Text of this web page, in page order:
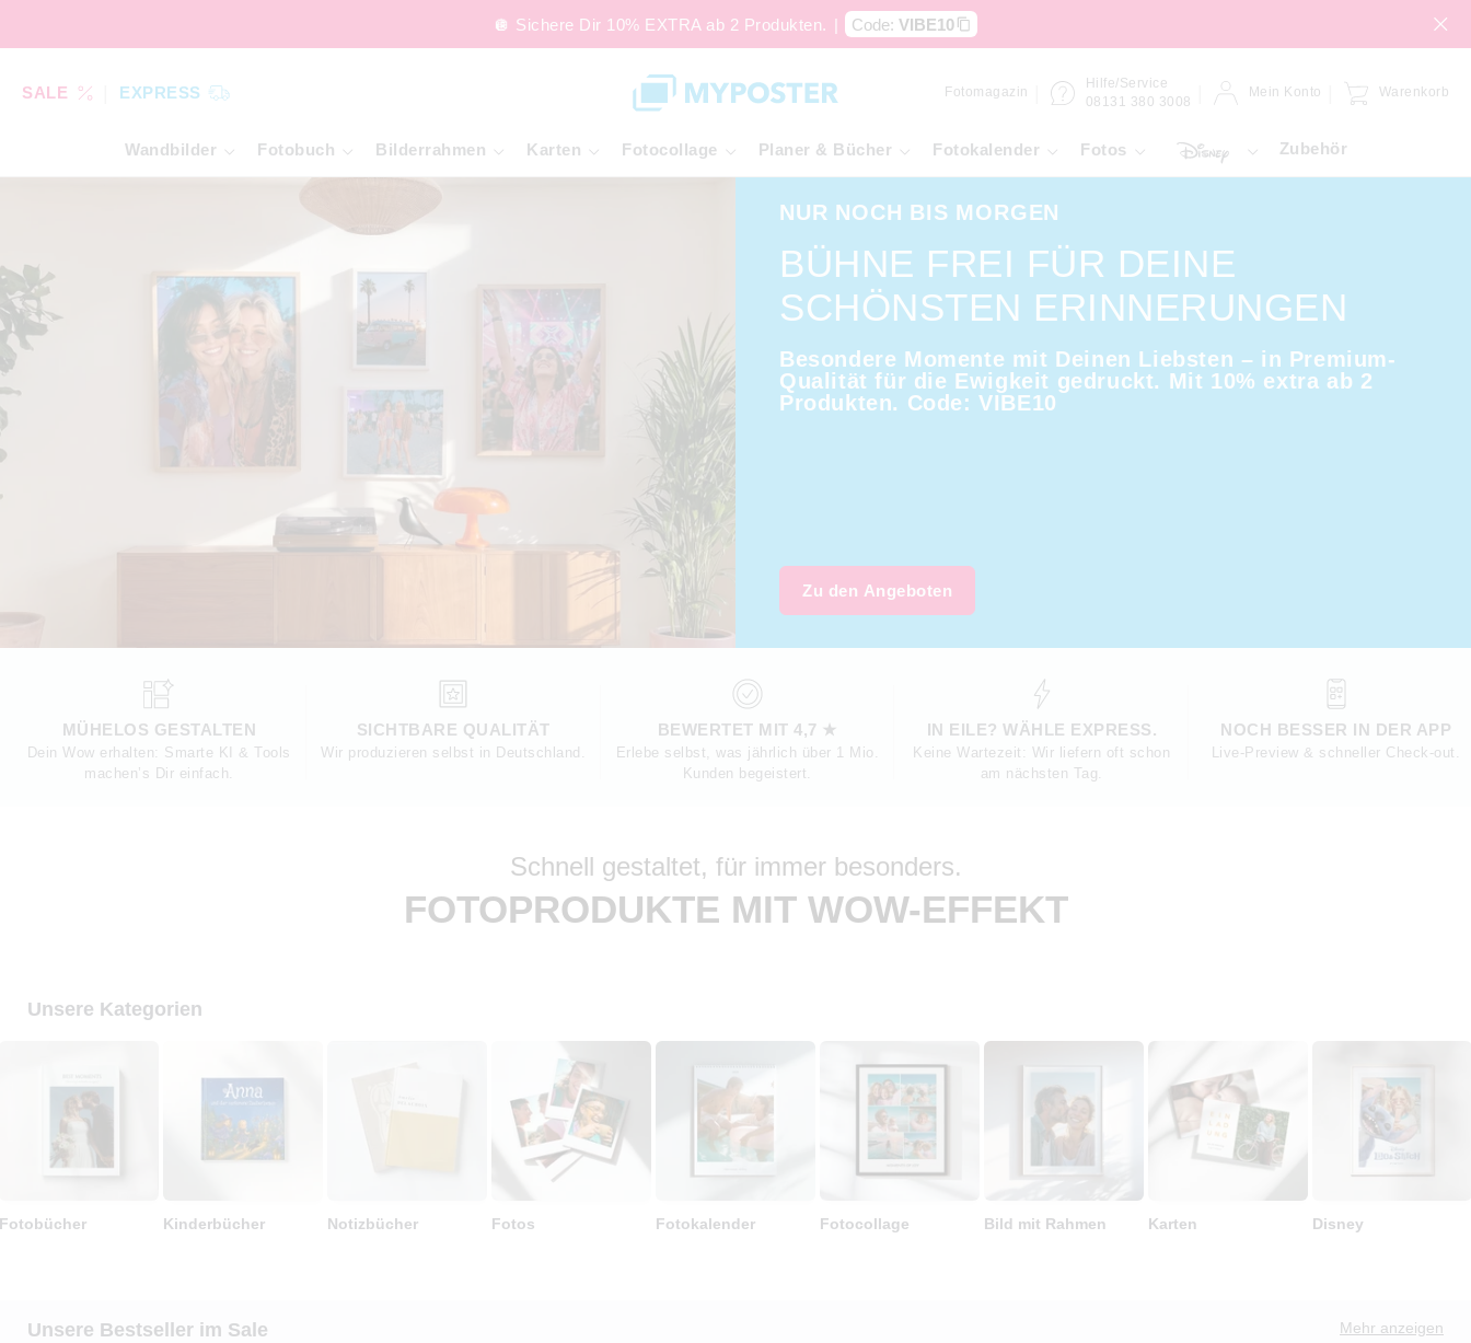
🪩 Sichere Dir 10% EXTRA ab 2 Produkten. | Code: VIBE10
SALE EXPRESS Fotomagazin
Hilfe/Service
08131 380 3008
Mein Konto Warenkorb
Wandbilder Fotobuch Bilderrahmen Karten Fotocollage Planer & Bücher Fotokalender Fotos Zubehör
NUR NOCH BIS MORGEN
BÜHNE FREI FÜR DEINE
SCHÖNSTEN ERINNERUNGEN
Besondere Momente mit Deinen Liebsten – in Premium-
Qualität für die Ewigkeit gedruckt. Mit 10% extra ab 2
Produkten. Code: VIBE10
Zu den Angeboten
MÜHELOS GESTALTEN
Dein Wow erhalten: Smarte KI & Tools
machen’s Dir einfach.
SICHTBARE QUALITÄT
Wir produzieren selbst in Deutschland.
BEWERTET MIT 4,7 ★
Erlebe selbst, was jährlich über 1 Mio.
Kunden begeistert.
IN EILE? WÄHLE EXPRESS.
Keine Wartezeit: Wir liefern oft schon
am nächsten Tag.
NOCH BESSER IN DER APP
Live-Preview & schneller Check-out.
Schnell gestaltet, für immer besonders.
FOTOPRODUKTE MIT WOW-EFFEKT
Unsere Kategorien
Fotobücher Kinderbücher Notizbücher Fotos Fotokalender Fotocollage Bild mit Rahmen Karten Disney
Unsere Bestseller im Sale Mehr anzeigen